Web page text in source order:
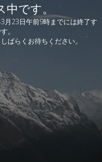
です。
月23日午前9時までには終了す
。
ばらくお待ちください。